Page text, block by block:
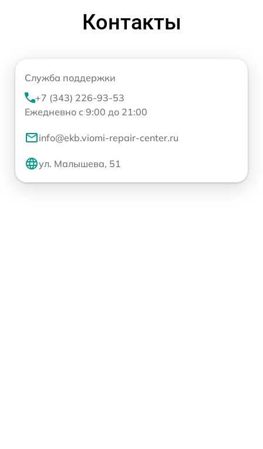
Контакты
Служба поддержки
+7 (343) 226-93-53
Ежедневно с 9:00 до 21:00
info@ekb.viomi-repair-center.ru
ул. Малышева, 51